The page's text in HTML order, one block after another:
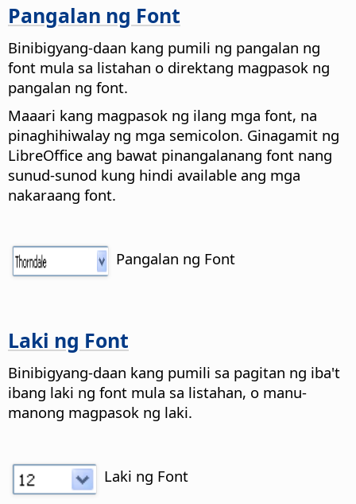
Pangalan ng Font
Binibigyang-daan kang pumili ng pangalan ng
font mula sa listahan o direktang magpasok ng
pangalan ng font.
Maaari kang magpasok ng ilang mga font, na
pinaghihiwalay ng mga semicolon. Ginagamit ng
LibreOffice ang bawat pinangalanang font nang
sunud-sunod kung hindi available ang mga
nakaraang font.
Pangalan ng Font
Laki ng Font
Binibigyang-daan kang pumili sa pagitan ng iba't
ibang laki ng font mula sa listahan, o manu-
manong magpasok ng laki.
Laki ng Font